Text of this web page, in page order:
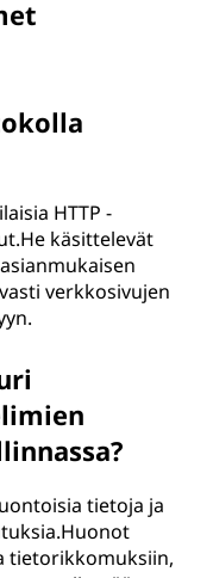
HTTP -
käsittelevät
verkkosivujen
tietoja ja
tietorikkomuksiin,